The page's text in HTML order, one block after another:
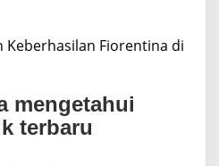
Keberhasilan Fiorentina di
mengetahui
terbaru